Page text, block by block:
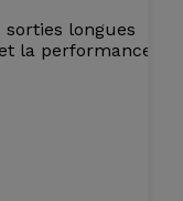
longues
la performance